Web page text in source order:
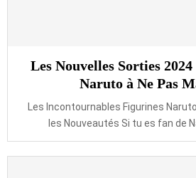
Les Nouvelles Sorties
Naruto à Ne Pas
Les Incontournables Figurines
les Nouveautés Si tu es fan de